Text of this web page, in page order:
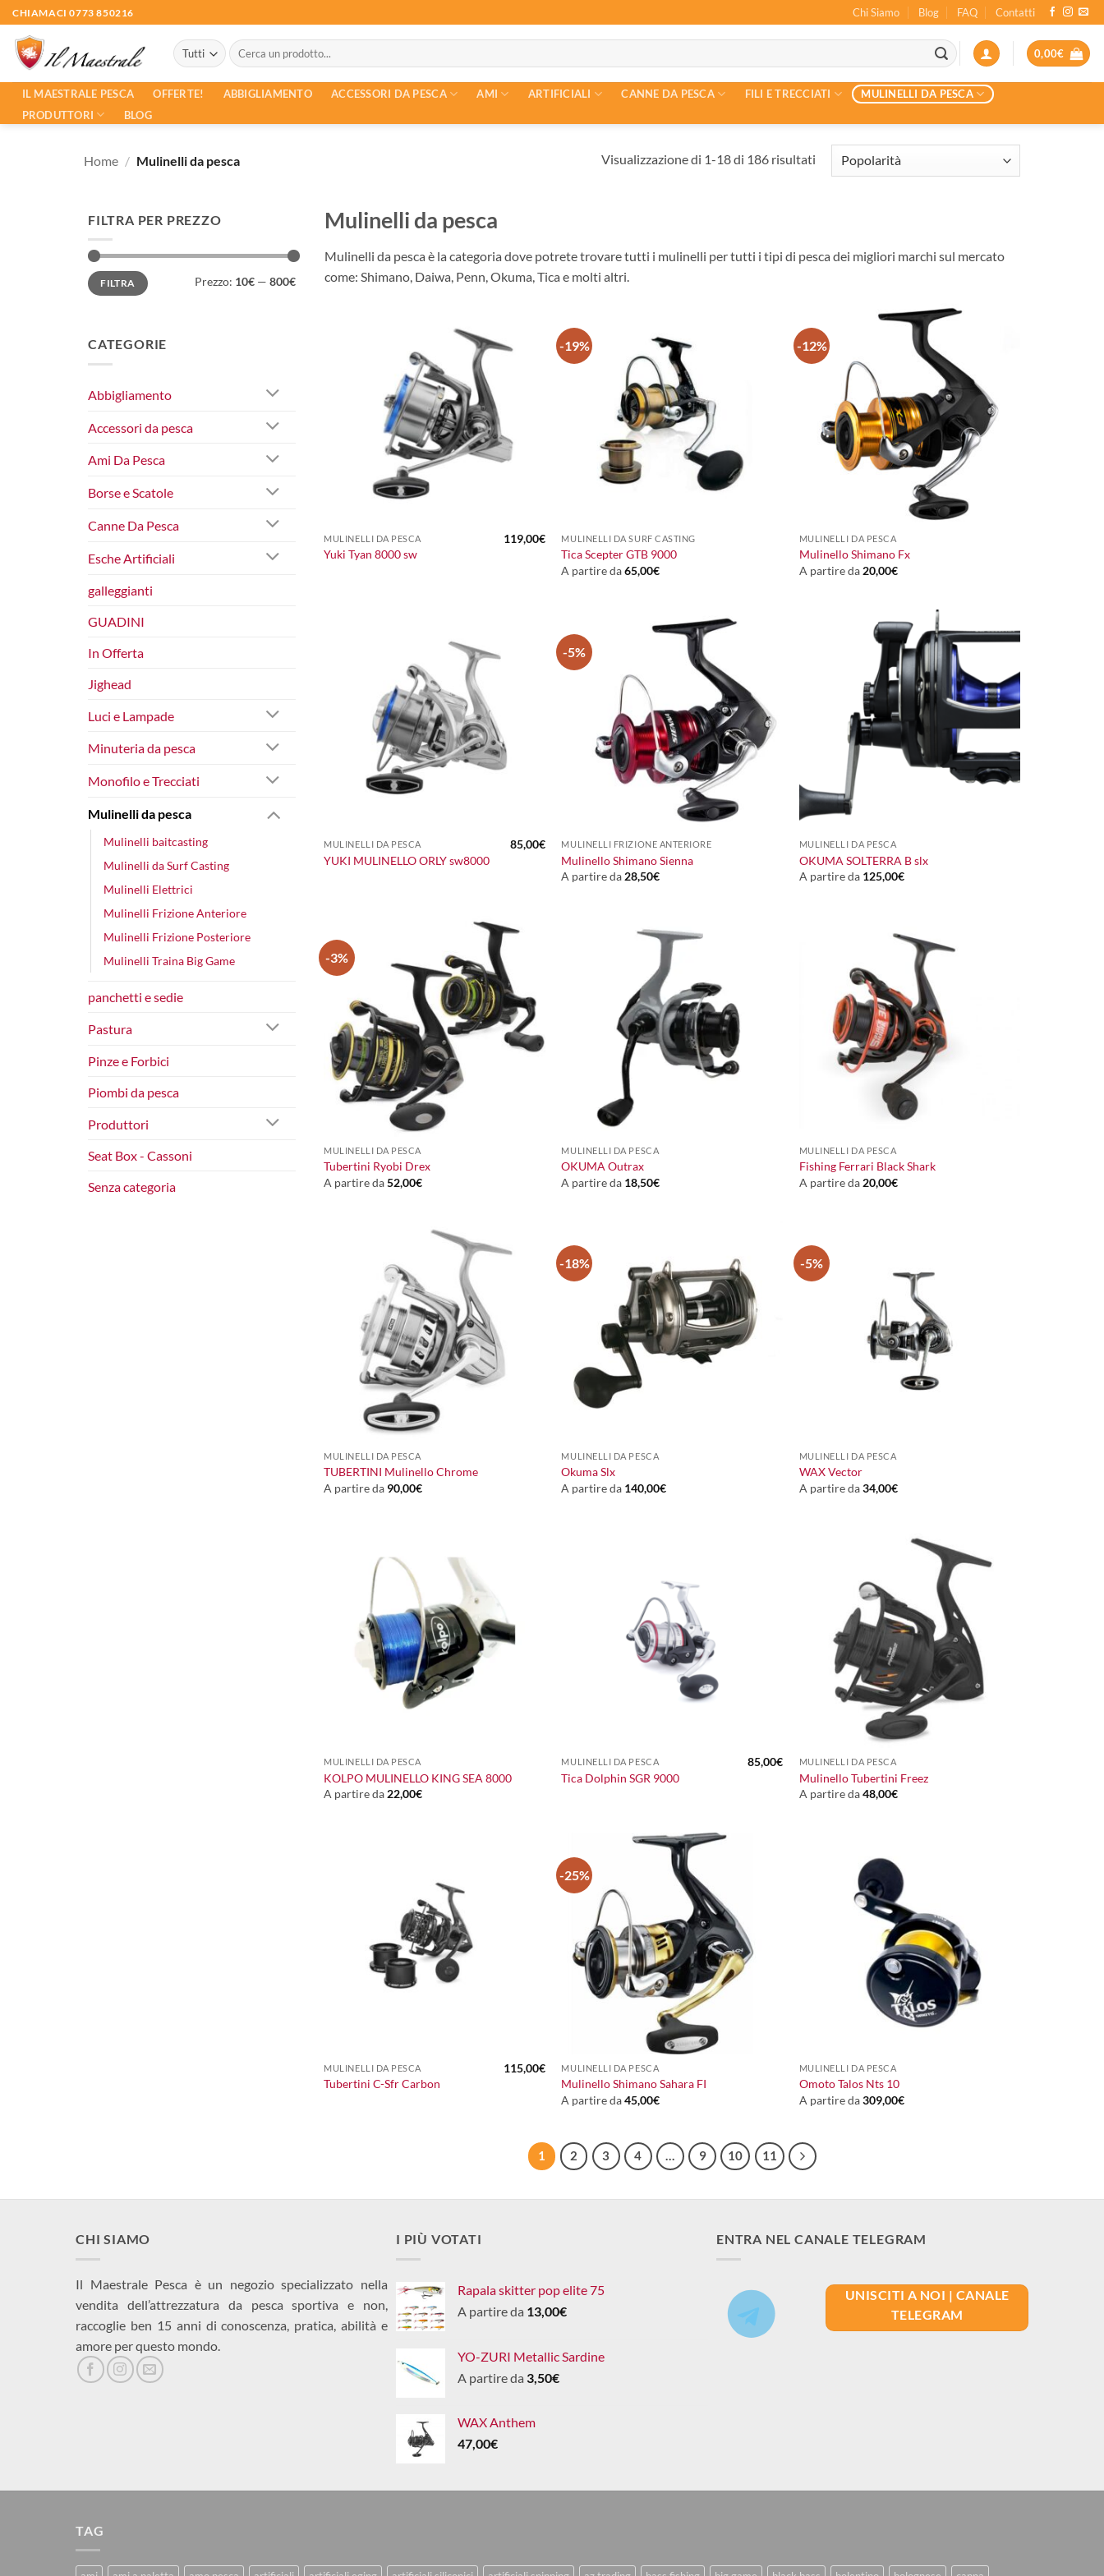
Salta
ai
contenuti
CHIAMACI 0773 850216 Chi Siamo Blog FAQ Contatti
Cerca:
0,00€
IL MAESTRALE PESCA OFFERTE! ABBIGLIAMENTO ACCESSORI DA PESCA AMI ARTIFICIALI CANNE DA PESCA FILI E TRECCIATI
MULINELLI DA PESCA
PRODUTTORI
BLOG
Home / Mulinelli da pesca Visualizzazione di 1-18 di 186 risultatiPopolarità
FILTRA PER PREZZO
Prezzo
Min
Prezzo
MaxFILTRA Prezzo: 10€— 800€
CATEGORIE
Abbigliamento
Accessori da pesca
Ami Da Pesca
Borse e Scatole
Canne Da Pesca
Esche Artificiali
galleggianti
GUADINI
In Offerta
Jighead
Luci e Lampade
Minuteria da pesca
Monofilo e Trecciati
Mulinelli da pesca
Mulinelli baitcasting
Mulinelli da Surf Casting
Mulinelli Elettrici
Mulinelli Frizione Anteriore
Mulinelli Frizione Posteriore
Mulinelli Traina Big Game
panchetti e sedie
Pastura
Pinze e Forbici
Piombi da pesca
Produttori
Seat Box - Cassoni
Senza categoria
Mulinelli da pesca
Mulinelli da pesca è la categoria dove potrete trovare tutti i mulinelli per tutti i tipi di pesca dei migliori marchi sul mercato
come: Shimano, Daiwa, Penn, Okuma, Tica e molti altri.
MULINELLI DA PESCA
Yuki Tyan 8000 sw
119,00€
-19%
MULINELLI DA SURF CASTING
Tica Scepter GTB 9000
A partire da65,00€
-12%
MULINELLI DA PESCA
Mulinello Shimano Fx
A partire da 20,00€
MULINELLI DA PESCA
YUKI MULINELLO ORLY sw8000
85,00€
-5%
MULINELLI FRIZIONE ANTERIORE
Mulinello Shimano Sienna
A partire da 28,50€
+
MULINELLI DA PESCA
OKUMA SOLTERRA B slx
A partire da 125,00€
-3%
MULINELLI DA PESCA
Tubertini Ryobi Drex
A partire da52,00€
MULINELLI DA PESCA
OKUMA Outrax
A partire da 18,50€
MULINELLI DA PESCA
Fishing Ferrari Black Shark
A partire da 20,00€
MULINELLI DA PESCA
TUBERTINI Mulinello Chrome
A partire da 90,00€
-18%
MULINELLI DA PESCA
Okuma Slx
A partire da 140,00€
-5%
MULINELLI DA PESCA
WAX Vector
A partire da34,00€
MULINELLI DA PESCA
KOLPO MULINELLO KING SEA 8000
A partire da 22,00€
MULINELLI DA PESCA
Tica Dolphin SGR 9000
85,00€ MULINELLI DA PESCA
Mulinello Tubertini Freez
A partire da48,00€
MULINELLI DA PESCA
Tubertini C-Sfr Carbon
115,00€
-25%
MULINELLI DA PESCA
Mulinello Shimano Sahara FI
A partire da45,00€
MULINELLI DA PESCA
Omoto Talos Nts 10
A partire da309,00€
1 2 3 4 … 9 10 11
CHI SIAMO
Il Maestrale Pesca è un negozio specializzato nella
vendita dell’attrezzatura da pesca sportiva e non,
raccoglie ben 15 anni di conoscenza, pratica, abilità e
amore per questo mondo.
I PIÙ VOTATI
Rapala skitter pop elite 75
A partire da 13,00€
YO-ZURI Metallic Sardine
A partire da 3,50€
WAX Anthem
47,00€
ENTRA NEL CANALE TELEGRAM
UNISCITI A NOI | CANALE
TELEGRAM
TAG